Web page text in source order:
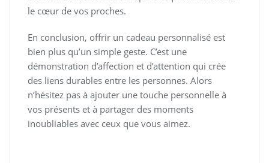
le cœur de vos proches.
En conclusion, offrir un cadeau personnalisé est
bien plus qu’un simple geste. C’est une
démonstration d’affection et d’attention qui crée
des liens durables entre les personnes. Alors
n’hésitez pas à ajouter une touche personnelle à
vos présents et à partager des moments
inoubliables avec ceux que vous aimez.